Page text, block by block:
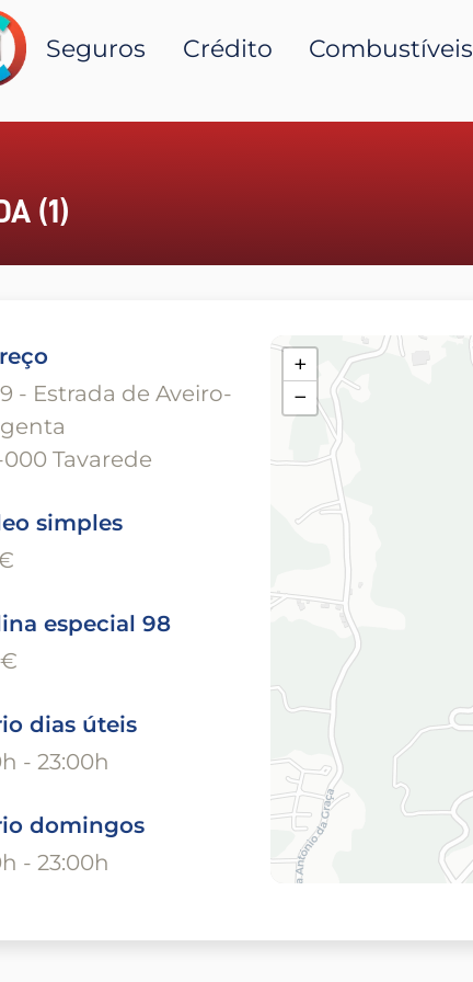
Seguros Crédito Combustíveis
(1)
- Estrada de Aveiro-
Tavarede
simples
especial 98
dias úteis
- 23:00h
domingos
- 23:00h
+
−